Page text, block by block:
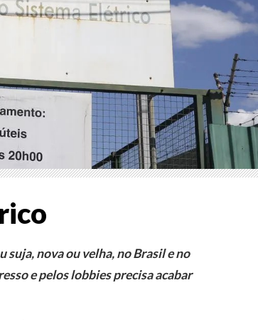
suja, nova ou velha, no Brasil e no
e pelos lobbies precisa acabar